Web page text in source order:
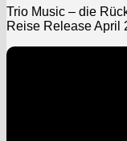
Trio Music – die
Reise Release April